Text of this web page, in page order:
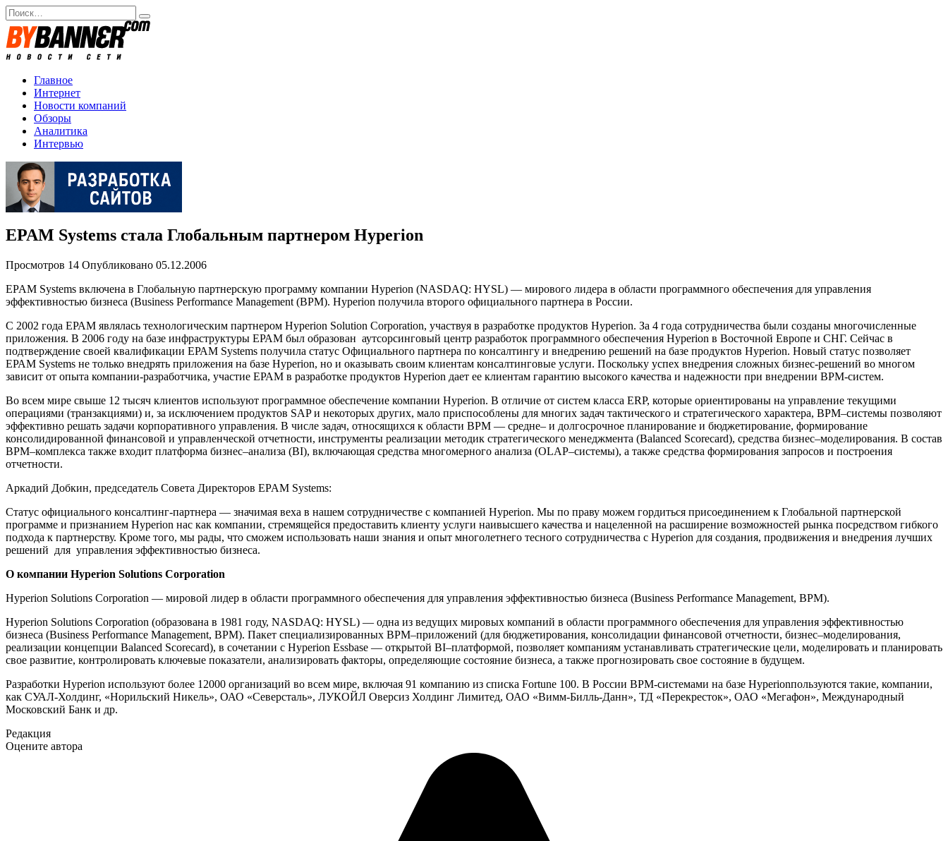
Перейти
к
содержанию
Search
for:
Главное
Интернет
Новости компаний
Обзоры
Аналитика
Интервью
EPAM Systems стала Глобальным партнером Hyperion
Просмотров 14 Опубликовано 05.12.2006
EPAM Systems включена в Глобальную партнерскую программу компании Hyperion (NASDAQ: HYSL) — мирового лидера в области программного обеспечения для управления
эффективностью бизнеса (Business Performance Management (BPM). Hyperion получила второго официального партнера в России.
С 2002 года ЕРАМ являлась технологическим партнером Hyperion Solution Corporation, участвуя в разработке продуктов Hyperion. За 4 года сотрудничества были созданы многочисленные
приложения. В 2006 году на базе инфраструктуры ЕРАМ был образован аутсорсинговый центр разработок программного обеспечения Hyperion в Восточной Европе и СНГ. Сейчас в
подтверждение своей квалификации ЕРАМ Systems получила статус Официального партнера по консалтингу и внедрению решений на базе продуктов Hyperion. Новый статус позволяет
ЕРАМ Systems не только внедрять приложения на базе Hyperion, но и оказывать своим клиентам консалтинговые услуги. Поскольку успех внедрения сложных бизнес-решений во многом
зависит от опыта компании-разработчика, участие ЕРАМ в разработке продуктов Hyperion дает ее клиентам гарантию высокого качества и надежности при внедрении BPM-систем.
Во всем мире свыше 12 тысяч клиентов используют программное обеспечение компании Hyperion. В отличие от систем класса ЕRP, которые ориентированы на управление текущими
операциями (транзакциями) и, за исключением продуктов SAP и некоторых других, мало приспособлены для многих задач тактического и стратегического характера, BPM–системы позволяют
эффективно решать задачи корпоративного управления. В числе задач, относящихся к области BPM — средне– и долгосрочное планирование и бюджетирование, формирование
консолидированной финансовой и управленческой отчетности, инструменты реализации методик стратегического менеджмента (Balanced Scorecard), средства бизнес–моделирования. В состав
BPM–комплекса также входит платформа бизнес–анализа (BI), включающая средства многомерного анализа (OLAP–системы), а также средства формирования запросов и построения
отчетности.
Аркадий Добкин, председатель Совета Директоров EPAM Systems:
Статус официального консалтинг-партнера — значимая веха в нашем сотрудничестве с компанией Hyperion. Мы по праву можем гордиться присоединением к Глобальной партнерской
программе и признанием Hyperion нас как компании, стремящейся предоставить клиенту услуги наивысшего качества и нацеленной на расширение возможностей рынка посредством гибкого
подхода к партнерству. Кроме того, мы рады, что сможем использовать наши знания и опыт многолетнего тесного сотрудничества с Hyperion для создания, продвижения и внедрения лучших
решений для управления эффективностью бизнеса.
О компании Hyperion Solutions Corporation
Hyperion Solutions Corporation — мировой лидер в области программного обеспечения для управления эффективностью бизнеса (Business Performance Management, BPM).
Hyperion Solutions Corporation (образована в 1981 году, NASDAQ: HYSL) — одна из ведущих мировых компаний в области программного обеспечения для управления эффективностью
бизнеса (Business Performance Management, BPM). Пакет специализированных BPM–приложений (для бюджетирования, консолидации финансовой отчетности, бизнес–моделирования,
реализации концепции Balanced Scorecard), в сочетании с Hyperion Essbase — открытой BI–платформой, позволяет компаниям устанавливать стратегические цели, моделировать и планировать
свое развитие, контролировать ключевые показатели, анализировать факторы, определяющие состояние бизнеса, а также прогнозировать свое состояние в будущем.
Разработки Hyperion используют более 12000 организаций во всем мире, включая 91 компанию из списка Fortune 100. В России BPM-системами на базе Hyperionпользуются такие, компании,
как СУАЛ-Холдинг, «Норильский Никель», ОАО «Северсталь», ЛУКОЙЛ Оверсиз Холдинг Лимитед, ОАО «Вимм-Билль-Данн», ТД «Перекресток», ОАО «Мегафон», Международный
Московский Банк и др.
Редакция
Оцените автора